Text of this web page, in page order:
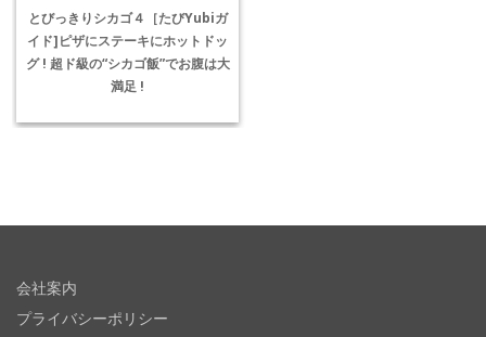
とびっきりシカゴ４［たびYubiガ
イド]ピザにステーキにホットドッ
グ ! 超ド級の“シカゴ飯”でお腹は大
満足 !
会社案内
プライバシーポリシー